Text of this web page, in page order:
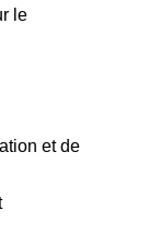
le
et de